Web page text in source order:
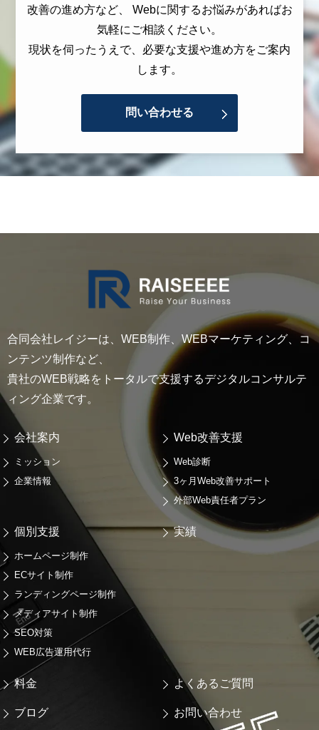
改善の進め方など、 Webに関するお悩みがあればお
気軽にご相談ください。
現状を伺ったうえで、必要な支援や進め方をご案内
します。
問い合わせる
合同会社レイジーは、WEB制作、WEBマーケティング、コ
ンテンツ制作など、
貴社のWEB戦略をトータルで支援するデジタルコンサルテ
ィング企業です。
会社案内
ミッション
企業情報
Web改善支援
Web診断
3ヶ月Web改善サポート
外部Web責任者プラン
個別支援
ホームページ制作
ECサイト制作
ランディングページ制作
メディアサイト制作
SEO対策
WEB広告運用代行
実績
料金 よくあるご質問
ブログ お問い合わせ